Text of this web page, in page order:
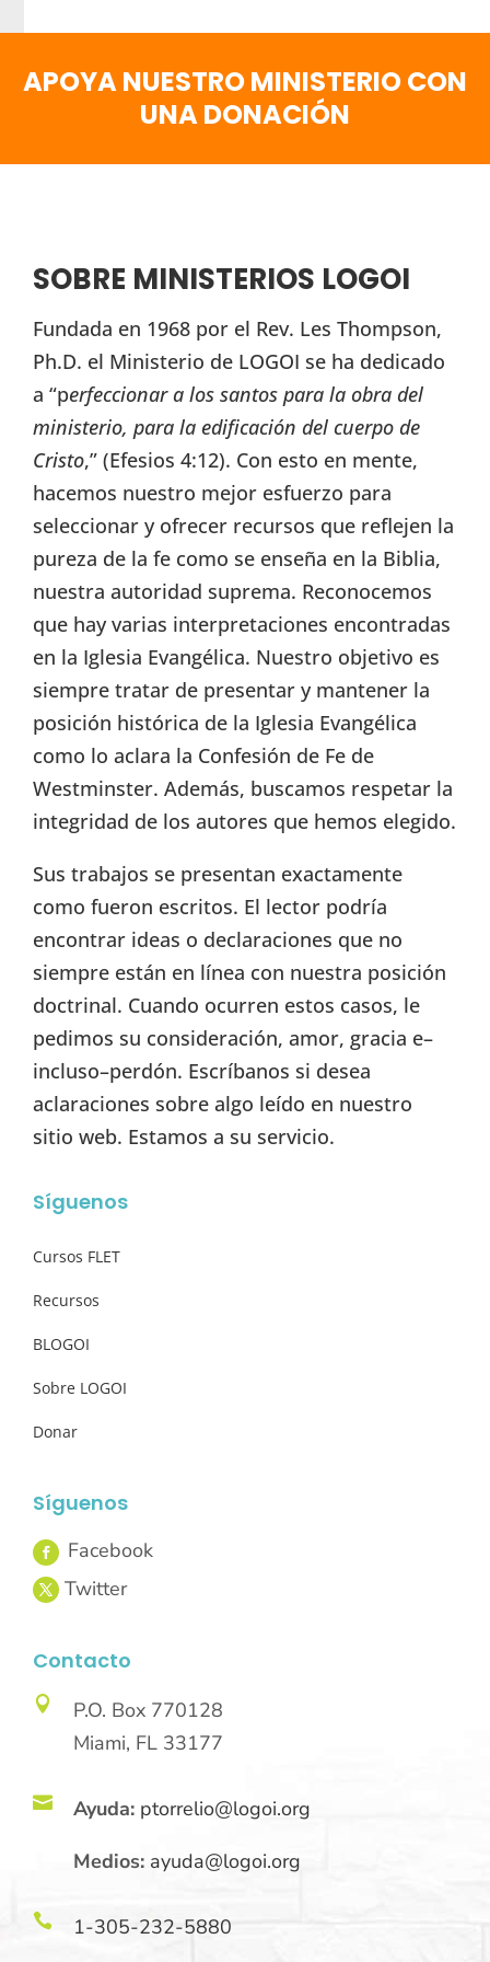
APOYA NUESTRO MINISTERIO CON
UNA DONACIÓN
SOBRE MINISTERIOS LOGOI
Fundada en 1968 por el Rev. Les Thompson,
Ph.D. el Ministerio de LOGOI se ha dedicado
a “perfeccionar a los santos para la obra del
ministerio, para la edificación del cuerpo de
Cristo,” (Efesios 4:12). Con esto en mente,
hacemos nuestro mejor esfuerzo para
seleccionar y ofrecer recursos que reflejen la
pureza de la fe como se enseña en la Biblia,
nuestra autoridad suprema. Reconocemos
que hay varias interpretaciones encontradas
en la Iglesia Evangélica. Nuestro objetivo es
siempre tratar de presentar y mantener la
posición histórica de la Iglesia Evangélica
como lo aclara la Confesión de Fe de
Westminster. Además, buscamos respetar la
integridad de los autores que hemos elegido.
Sus trabajos se presentan exactamente
como fueron escritos. El lector podría
encontrar ideas o declaraciones que no
siempre están en línea con nuestra posición
doctrinal. Cuando ocurren estos casos, le
pedimos su consideración, amor, gracia e–
incluso–perdón. Escríbanos si desea
aclaraciones sobre algo leído en nuestro
sitio web. Estamos a su servicio.
Síguenos
Cursos FLET
Recursos
BLOGOI
Sobre LOGOI
Donar
Síguenos
Contacto

P.O. Box 770128
Miami, FL 33177
 Ayuda: ptorrelio@logoi.org
Medios: ayuda@logoi.org
 1-305-232-5880